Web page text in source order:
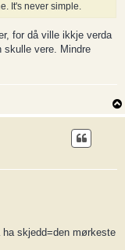
It's never simple.
for då ville ikkje verda
skulle vere. Mindre
skjedd=den mørkeste